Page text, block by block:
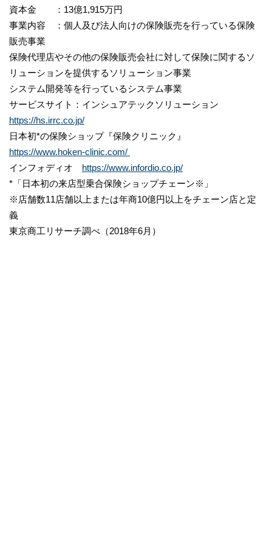
資本金 ：13億1,915万円
事業内容 ：個人及び法人向けの保険販売を行っている保険
販売事業
保険代理店やその他の保険販売会社に対して保険に関するソ
リューションを提供するソリューション事業
システム開発等を行っているシステム事業
サービスサイト：インシュアテックソリューション
https://hs.irrc.co.jp/
日本初*の保険ショップ『保険クリニック』
https://www.hoken-clinic.com/
インフォディオ https://www.infordio.co.jp/
*「日本初の来店型乗合保険ショップチェーン※」
※店舗数11店舗以上または年商10億円以上をチェーン店と定
義
東京商工リサーチ調べ（2018年6月）